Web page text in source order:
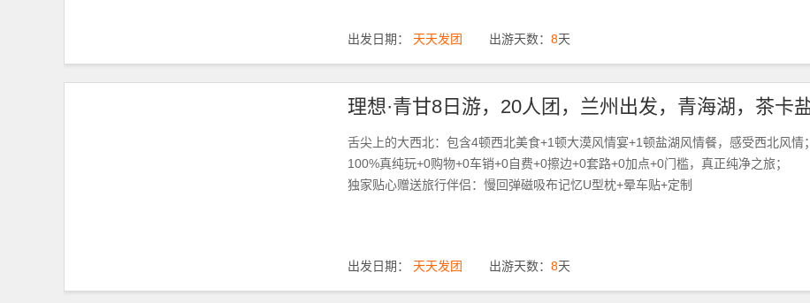
出发日期： 天天发团 出游天数： 8天
出发日期： 天天发团 出游天数： 8天
舌尖上的大西北：包含4顿西北美食+1顿大漠风情宴+1顿盐湖风情餐，感受西北风情；
100%真纯玩+0购物+0车销+0自费+0擦边+0套路+0加点+0门槛，真正纯净之旅；
独家贴心赠送旅行伴侣：慢回弹磁吸布记忆U型枕+晕车贴+定制